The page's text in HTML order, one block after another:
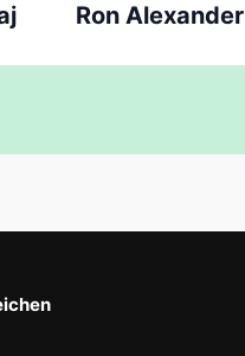
Ron Alexander